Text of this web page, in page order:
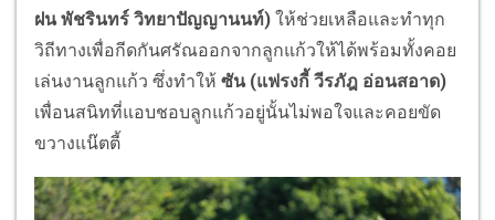
ฝน พัชรินทร์ วิทยาปัญญานนท์) ให้ช่วยเหลือและทำทุก
วิถีทางเพื่อกีดกันศรัณออกจากลูกแก้วให้ได้พร้อมทั้งคอย
เล่นงานลูกแก้ว ซึ่งทำให้ ซัน (แฟรงกี้ วีรภัฎ อ่อนสอาด)
เพื่อนสนิทที่แอบชอบลูกแก้วอยู่นั้นไม่พอใจและคอยขัด
ขวางแน๊ตตี้